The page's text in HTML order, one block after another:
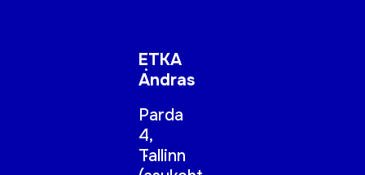
ETKA
Andras
Parda
4,
Tallinn